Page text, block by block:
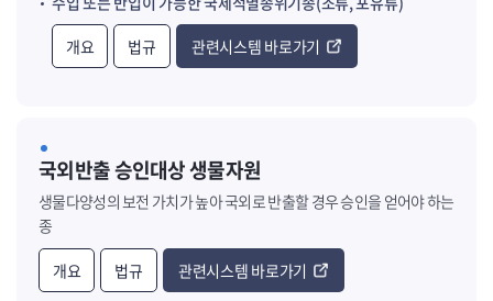
개요
법규 관련시스템 바로가기
국외반출 승인대상 생물자원
생물다양성의 보전 가치가 높아 국외로 반출할 경우 승인을 얻어야 하는
종
개요 법규 관련시스템 바로가기